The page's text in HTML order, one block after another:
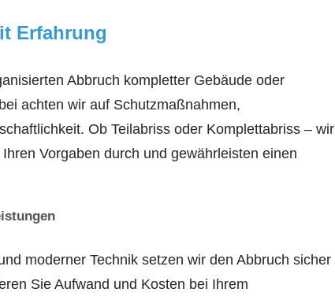
Erfahrung
Abbruch kompletter Gebäude oder
achten wir auf Schutzmaßnahmen,
Ob Teilabriss oder Komplettabriss – wir
Vorgaben durch und gewährleisten einen
moderner Technik setzen wir den Abbruch sicher
Sie Aufwand und Kosten bei Ihrem